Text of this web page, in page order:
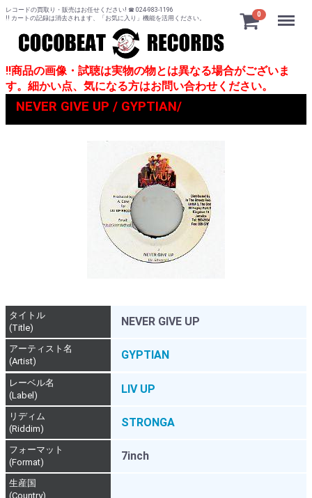
レコードの買取り・販売はお任せください! ☎ 024-983-1196
!! カートの記録は消去されます、「お気に入り」機能を活用ください。
0 Menu
!!商品の画像・試聴は実物の物とは異なる場合がございま
す。細かい点、気になる方はお問い合わせください。
NEVER GIVE UP / GYPTIAN/
タイトル
(Title)
NEVER GIVE UP
アーティスト名
(Artist)
GYPTIAN
レーベル名
(Label)
LIV UP
リディム
(Riddim)
STRONGA
フォーマット
(Format)
7inch
生産国
(Country)